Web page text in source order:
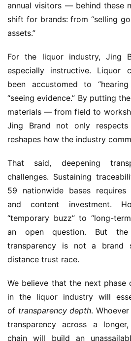
annual visitors — behind these
shift for brands: from “selling
assets.”
For the liquor industry, Jing
especially instructive. Liquor
been accustomed to
“seeing evidence.” By putting
materials — from field to
Jing Brand not only
reshapes how the industry
That said, deepening
challenges. Sustaining
59 nationwide bases requires
and content investment.
“temporary buzz” to “long-
an open question. But
transparency is not a
distance trust race.
We believe that the next
in the liquor industry will
of transparency depth.
transparency across a
chain will build an